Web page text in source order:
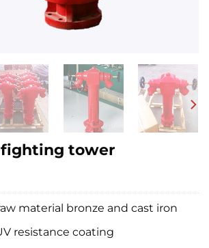
fighting tower
material bronze and cast iron
resistance coating